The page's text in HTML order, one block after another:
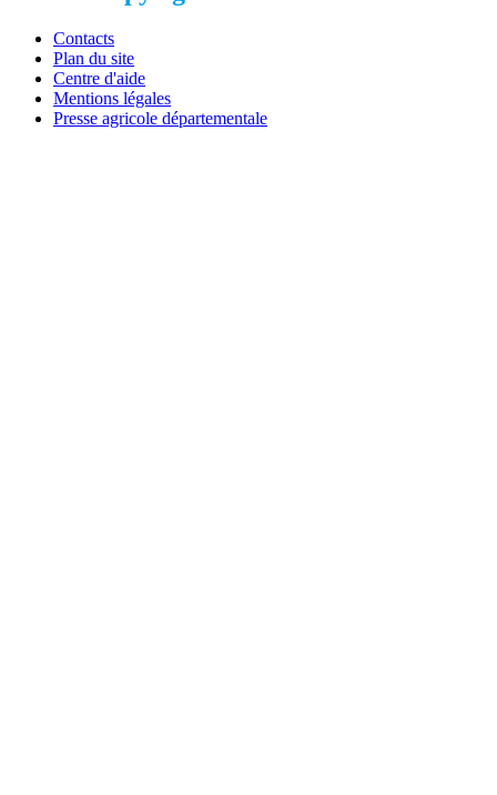
Contacts
Plan du site
Centre d'aide
Mentions légales
Presse agricole départementale